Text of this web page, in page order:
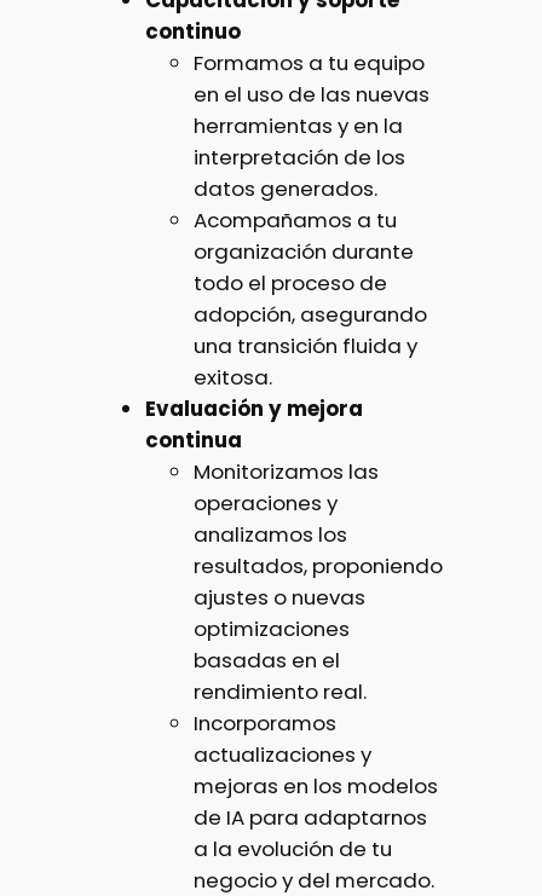
continuo
Formamos a tu equipo
en el uso de las nuevas
herramientas y en la
interpretación de los
datos generados.
Acompañamos a tu
organización durante
todo el proceso de
adopción, asegurando
una transición fluida y
exitosa.
Evaluación y mejora
continua
Monitorizamos las
operaciones y
analizamos los
resultados, proponiendo
ajustes o nuevas
optimizaciones
basadas en el
rendimiento real.
Incorporamos
actualizaciones y
mejoras en los modelos
de IA para adaptarnos
a la evolución de tu
negocio y del mercado.